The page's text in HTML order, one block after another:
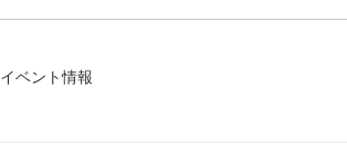
イベント情報